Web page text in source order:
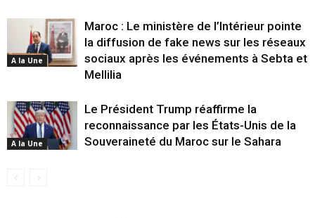
A la Une
Maroc : Le ministère de l’Intérieur pointe
la diffusion de fake news sur les réseaux
sociaux après les événements à Sebta et
Mellilia
A la Une
Le Président Trump réaffirme la
reconnaissance par les États-Unis de la
Souveraineté du Maroc sur le Sahara